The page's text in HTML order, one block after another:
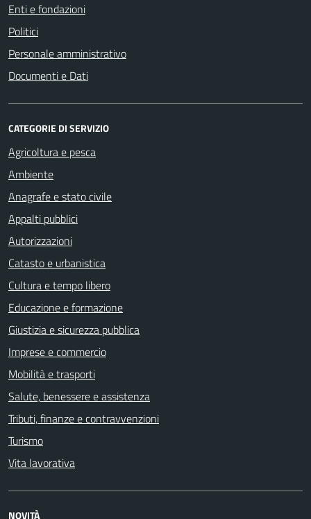
Enti e fondazioni
Politici
Personale amministrativo
Documenti e Dati
CATEGORIE DI SERVIZIO
Agricoltura e pesca
Ambiente
Anagrafe e stato civile
Appalti pubblici
Autorizzazioni
Catasto e urbanistica
Cultura e tempo libero
Educazione e formazione
Giustizia e sicurezza pubblica
Imprese e commercio
Mobilità e trasporti
Salute, benessere e assistenza
Tributi, finanze e contravvenzioni
Turismo
Vita lavorativa
NOVITÀ